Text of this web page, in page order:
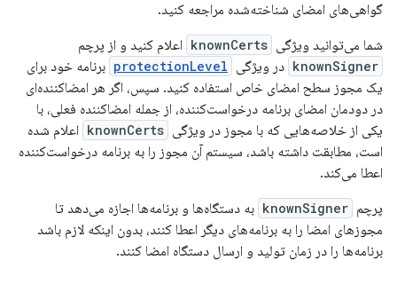
گواهی‌های امضای شناخته‌شده مراجعه کنید.
شما می‌توانید ویژگی knownCerts اعلام کنید و از پرچم
knownSigner در ویژگی protectionLevel برنامه خود برای
یک مجوز سطح امضای خاص استفاده کنید. سپس، اگر هر امضاکننده‌ای
در دودمان امضای برنامه درخواست‌کننده، از جمله امضاکننده فعلی، با
یکی از خلاصه‌هایی که با مجوز در ویژگی knownCerts اعلام شده
است، مطابقت داشته باشد، سیستم آن مجوز را به برنامه درخواست‌کننده
اعطا می‌کند.
پرچم knownSigner به دستگاه‌ها و برنامه‌ها اجازه می‌دهد تا
مجوزهای امضا را به برنامه‌های دیگر اعطا کنند، بدون اینکه لازم باشد
برنامه‌ها را در زمان تولید و ارسال دستگاه امضا کنند.